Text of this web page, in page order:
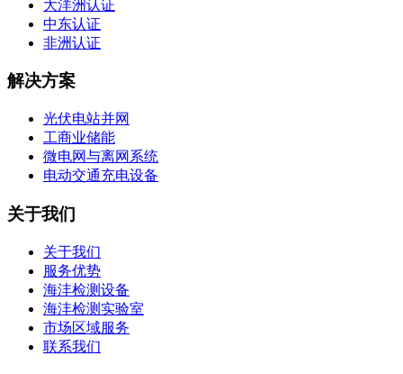
大洋洲认证
中东认证
非洲认证
解决方案
光伏电站并网
工商业储能
微电网与离网系统
电动交通充电设备
关于我们
关于我们
服务优势
海沣检测设备
海沣检测实验室
市场区域服务
联系我们